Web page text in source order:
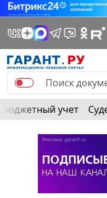
Бюджетный учет